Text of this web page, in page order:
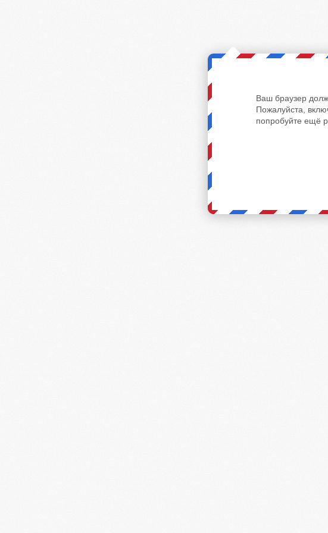
Ваш браузер
Пожалуйста,
попробуйте ещё